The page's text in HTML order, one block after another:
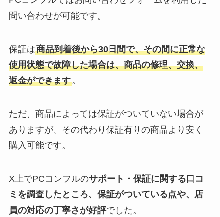
問い合わせが可能です。
保証は商品到着後から30日間で、その間に正常な
使用状態で故障した場合は、商品の修理、交換、
返金ができます。
ただ、商品によっては保証がついていない場合が
ありますが、その代わり保証有りの商品より安く
購入可能です。
X上でPCコンフルのサポート・保証に関する口コ
ミを調査したところ、保証がついている点や、店
員の対応の丁寧さが好評でした。